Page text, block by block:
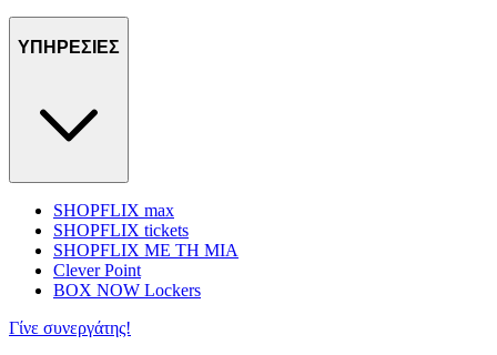
ΥΠΗΡΕΣΙΕΣ
SHOPFLIX max
SHOPFLIX tickets
SHOPFLIX ΜΕ ΤΗ ΜΙΑ
Clever Point
BOX NOW Lockers
Γίνε συνεργάτης!